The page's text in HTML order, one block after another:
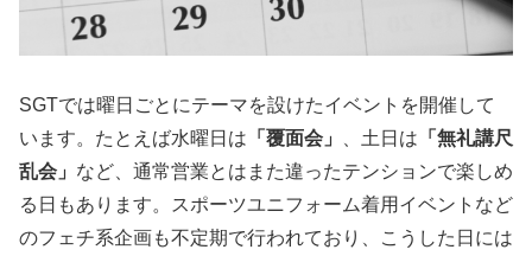
SGTでは曜日ごとにテーマを設けたイベントを開催して
います。たとえば水曜日は 「覆面会」 、土日は 「無礼講尺
乱会」 など、通常営業とはまた違ったテンションで楽しめ
る日もあります。スポーツユニフォーム着用イベントなど
のフェチ系企画も不定期で行われており、こうした日には